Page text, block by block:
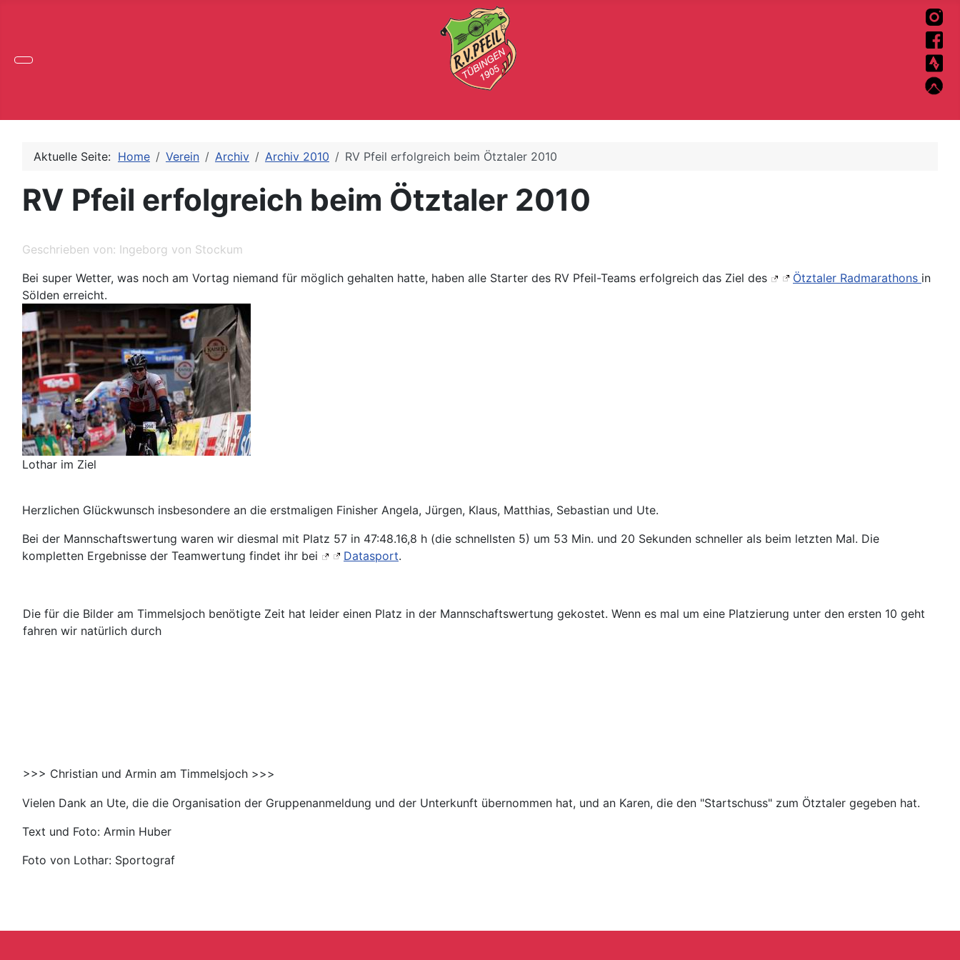
Aktuelle Seite: Home Verein Archiv Archiv 2010 RV Pfeil erfolgreich beim Ötztaler 2010
RV Pfeil erfolgreich beim Ötztaler 2010
Geschrieben von: Ingeborg von Stockum
Bei super Wetter, was noch am Vortag niemand für möglich gehalten hatte, haben alle Starter des RV Pfeil-Teams erfolgreich das Ziel des
Ötztaler Radmarathons in
Sölden erreicht.
Lothar im Ziel
Herzlichen Glückwunsch insbesondere an die erstmaligen Finisher Angela, Jürgen, Klaus, Matthias, Sebastian und Ute.
Bei der Mannschaftswertung waren wir diesmal mit Platz 57 in 47:48.16,8 h (die schnellsten 5) um 53 Min. und 20 Sekunden schneller als beim letzten Mal. Die
kompletten Ergebnisse der Teamwertung findet ihr bei
Datasport.
Die für die Bilder am Timmelsjoch benötigte Zeit hat leider einen Platz in der Mannschaftswertung gekostet. Wenn es mal um eine Platzierung unter den ersten 10 geht
fahren wir natürlich durch
>>> Christian und Armin am Timmelsjoch >>>
Vielen Dank an Ute, die die Organisation der Gruppenanmeldung und der Unterkunft übernommen hat, und an Karen, die den "Startschuss" zum Ötztaler gegeben hat.
Text und Foto: Armin Huber
Foto von Lothar: Sportograf